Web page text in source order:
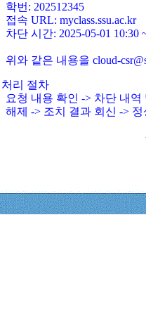
학번: 202512345
접속 URL: myclass.ssu.ac.kr
차단 시간: 2025-05-01 10:30
위와 같은 내용을 cloud-
리 절차
요청 내용 확인 -> 차단 내
해제 -> 조치 결과 회신 ->